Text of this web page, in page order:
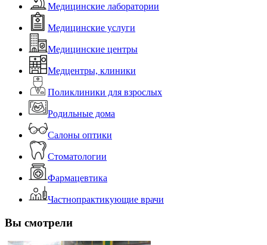
Медицинские лаборатории
Медицинские услуги
Медицинские центры
Медцентры, клиники
Поликлиники для взрослых
Родильные дома
Салоны оптики
Стоматологии
Фармацевтика
Частнопрактикующие врачи
Вы смотрели